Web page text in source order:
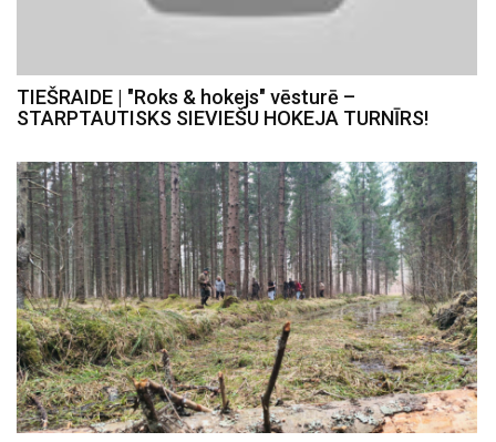
TIEŠRAIDE | "Roks & hokejs" vēsturē –
STARPTAUTISKS SIEVIEŠU HOKEJA TURNĪRS!